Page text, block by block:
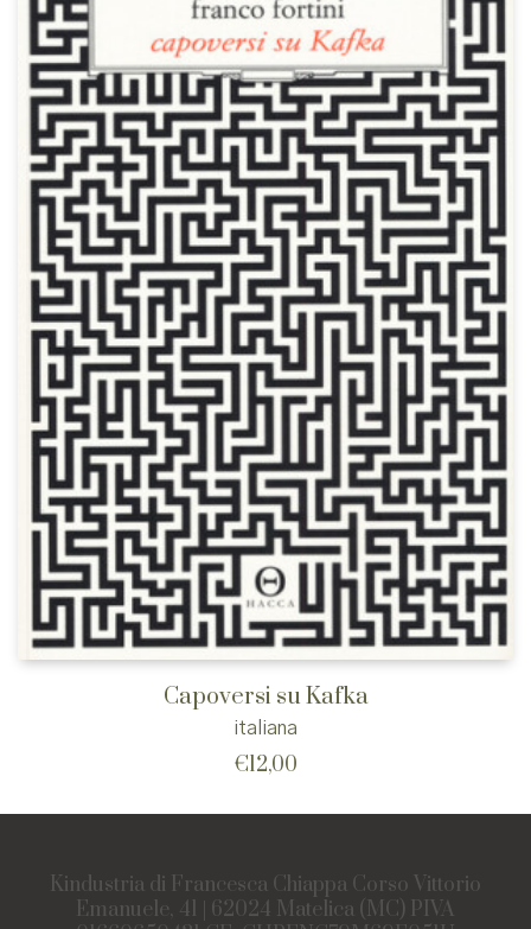
Capoversi su Kafka
italiana
€12,00
Kindustria di Francesca Chiappa Corso Vittorio
Emanuele, 41 | 62024 Matelica (MC) PIVA